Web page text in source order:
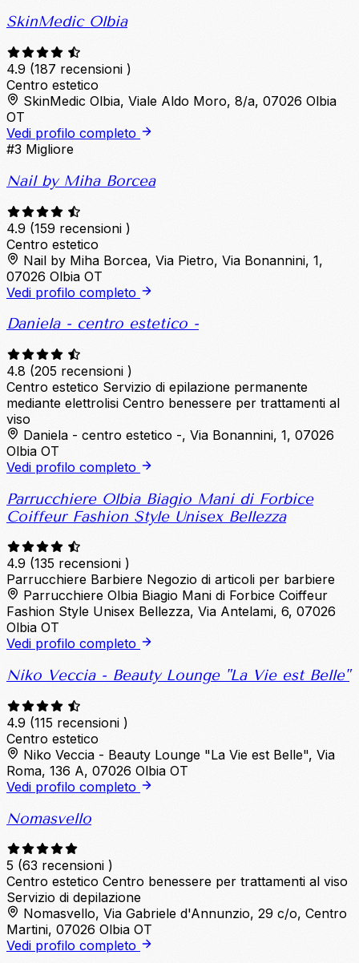
SkinMedic Olbia
4.9 (187 recensioni )
Centro estetico
SkinMedic Olbia, Viale Aldo Moro, 8/a, 07026 Olbia
OT
Vedi profilo completo
#3 Migliore
Nail by Miha Borcea
4.9 (159 recensioni )
Centro estetico
Nail by Miha Borcea, Via Pietro, Via Bonannini, 1,
07026 Olbia OT
Vedi profilo completo
Daniela - centro estetico -
4.8 (205 recensioni )
Centro estetico Servizio di epilazione permanente
mediante elettrolisi Centro benessere per trattamenti al
viso
Daniela - centro estetico -, Via Bonannini, 1, 07026
Olbia OT
Vedi profilo completo
Parrucchiere Olbia Biagio Mani di Forbice
Coiffeur Fashion Style Unisex Bellezza
4.9 (135 recensioni )
Parrucchiere Barbiere Negozio di articoli per barbiere
Parrucchiere Olbia Biagio Mani di Forbice Coiffeur
Fashion Style Unisex Bellezza, Via Antelami, 6, 07026
Olbia OT
Vedi profilo completo
Niko Veccia - Beauty Lounge "La Vie est Belle"
4.9 (115 recensioni )
Centro estetico
Niko Veccia - Beauty Lounge "La Vie est Belle", Via
Roma, 136 A, 07026 Olbia OT
Vedi profilo completo
Nomasvello
5 (63 recensioni )
Centro estetico Centro benessere per trattamenti al viso
Servizio di depilazione
Nomasvello, Via Gabriele d'Annunzio, 29 c/o, Centro
Martini, 07026 Olbia OT
Vedi profilo completo